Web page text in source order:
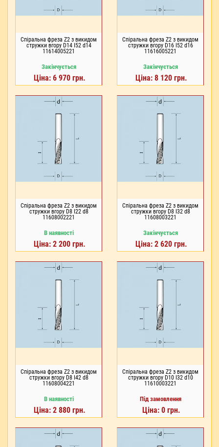
Спіральна фреза Z2 з викидом
стружки вгору D14 I52 d14
11614005221
Закінчується
Ціна: 6 970 грн.
Спіральна фреза Z2 з викидом
стружки вгору D16 I52 d16
11616005221
Закінчується
Ціна: 8 120 грн.
Спіральна фреза Z2 з викидом
стружки вгору D8 I22 d8
11608002221
В наявності
Ціна: 2 200 грн.
Спіральна фреза Z2 з викидом
стружки вгору D8 I32 d8
11608003221
Закінчується
Ціна: 2 620 грн.
Спіральна фреза Z2 з викидом
стружки вгору D8 I42 d8
11608004221
В наявності
Ціна: 2 880 грн.
Спіральна фреза Z2 з викидом
стружки вгору D10 I32 d10
11610003221
Під замовлення
Ціна: 0 грн.